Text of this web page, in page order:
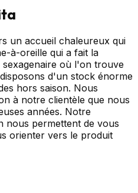
un accueil chaleureux qui
à-oreille qui a fait la
où l'on trouve
d'un stock énorme
hors saison. Nous
à notre clientèle que nous
années. Notre
nous permettent de vous
orienter vers le produit